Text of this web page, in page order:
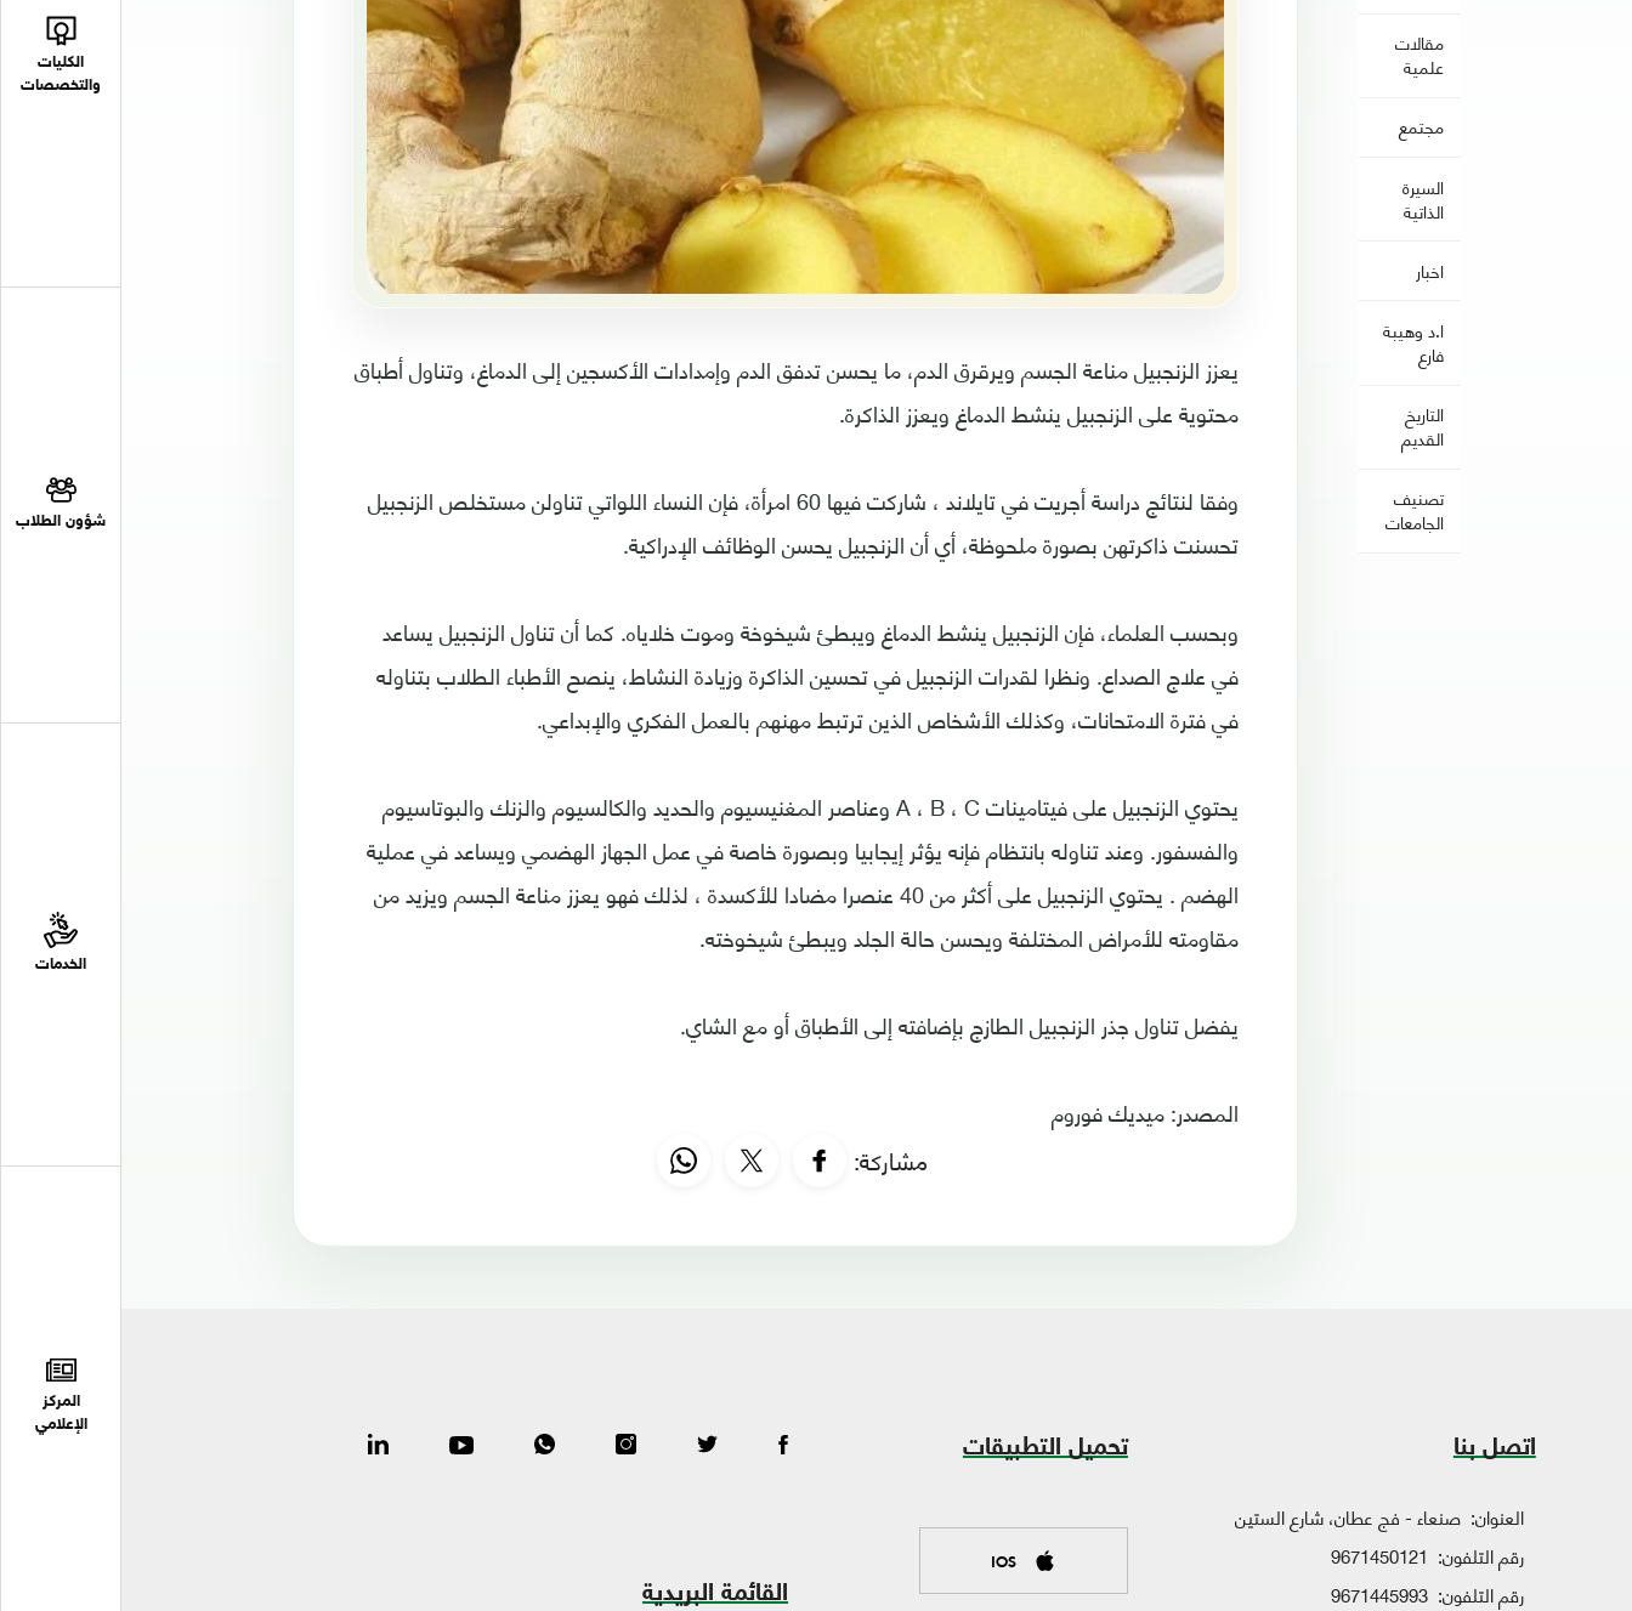
الكليات
والتخصصات
شؤون الطلاب
الخدمات
المركز
الإعلامي
مقالات
علمية
مجتمع
السيرة
الذاتية
اخبار
ا.د وهيبة
فارع
التاريخ
القديم
تصنيف
الجامعات
يعزز الزنجبيل مناعة الجسم ويرقرق الدم، ما يحسن تدفق الدم وإمدادات الأكسجين إلى الدماغ، وتناول أطباق
محتوية على الزنجبيل ينشط الدماغ ويعزز الذاكرة.
وفقا لنتائج دراسة أجريت في تايلاند ، شاركت فيها 60 امرأة، فإن النساء اللواتي تناولن مستخلص الزنجبيل
تحسنت ذاكرتهن بصورة ملحوظة، أي أن الزنجبيل يحسن الوظائف الإدراكية.
وبحسب العلماء، فإن الزنجبيل ينشط الدماغ ويبطئ شيخوخة وموت خلاياه. كما أن تناول الزنجبيل يساعد
في علاج الصداع. ونظرا لقدرات الزنجبيل في تحسين الذاكرة وزيادة النشاط، ينصح الأطباء الطلاب بتناوله
في فترة الامتحانات، وكذلك الأشخاص الذين ترتبط مهنهم بالعمل الفكري والإبداعي.
يحتوي الزنجبيل على فيتامينات A ، B ، C وعناصر المغنيسيوم والحديد والكالسيوم والزنك والبوتاسيوم
والفسفور. وعند تناوله بانتظام فإنه يؤثر إيجابيا وبصورة خاصة في عمل الجهاز الهضمي ويساعد في عملية
الهضم . يحتوي الزنجبيل على أكثر من 40 عنصرا مضادا للأكسدة ، لذلك فهو يعزز مناعة الجسم ويزيد من
مقاومته للأمراض المختلفة ويحسن حالة الجلد ويبطئ شيخوخته.
يفضل تناول جذر الزنجبيل الطازج بإضافته إلى الأطباق أو مع الشاي.
المصدر: ميديك فوروم
مشاركة:
اتصل بنا
العنوان: صنعاء - فج عطان، شارع الستين
رقم التلفون: 9671450121
رقم التلفون: 9671445993
تحميل التطبيقات
IOS
القائمة البريدية